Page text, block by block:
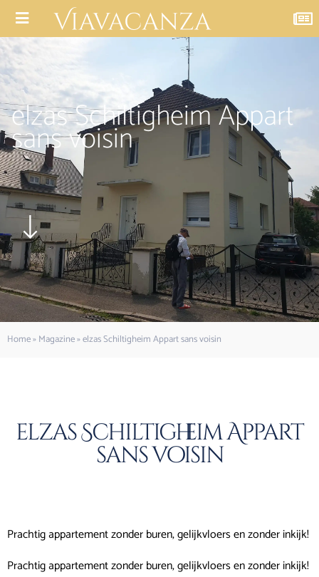
elzas Schiltigheim Appart
sans voisin
Home»Magazine»elzas Schiltigheim Appart sans voisin
elzas Schiltigheim Appart
sans voisin
Prachtig appartement zonder buren, gelijkvloers en zonder inkijk!
Prachtig appartement zonder buren, gelijkvloers en zonder inkijk!